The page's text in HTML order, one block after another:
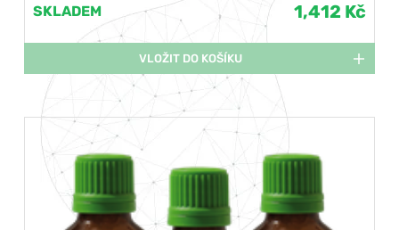
SKLADEM 1,412 Kč
VLOŽIT DO KOŠÍKU